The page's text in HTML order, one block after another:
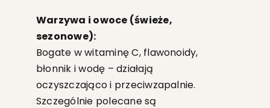
Warzywa i owoce (świeże,
sezonowe):
Bogate w witaminę C, flawonoidy,
błonnik i wodę – działają
oczyszczająco i przeciwzapalnie.
Szczególnie polecane są